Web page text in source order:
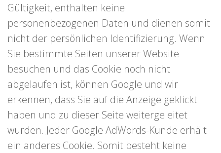
Gültigkeit, enthalten keine
personenbezogenen Daten und dienen somit
nicht der persönlichen Identifizierung. Wenn
Sie bestimmte Seiten unserer Website
besuchen und das Cookie noch nicht
abgelaufen ist, können Google und wir
erkennen, dass Sie auf die Anzeige geklickt
haben und zu dieser Seite weitergeleitet
wurden. Jeder Google AdWords-Kunde erhält
ein anderes Cookie. Somit besteht keine